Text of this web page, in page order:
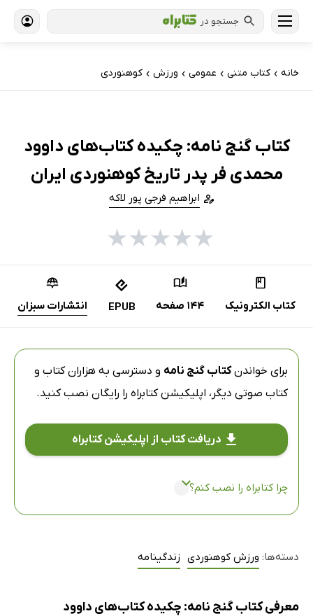
جستجو در
خانه › کتاب‌ متنی › عمومی › ورزش › کوهنوردی
کتاب گنج نامه: چکیده کتاب‌های داوود
محمدی فر پدر تاریخ کوهنوردی ایران
ابراهیم فرجی پور لاکه
★
★
★
★
★
کتاب الکترونیک 144 صفحه EPUB انتشارات سبزان
برای خواندنکتاب گنج نامه و دسترسی به هزاران کتاب و
کتاب صوتی دیگر، اپلیکیشن کتابراه را رایگان نصب کنید.
دریافت کتاب از اپلیکیشن کتابراه
چرا کتابراه را نصب کنم؟
دسته‌ها: ورزش کوهنوردی زندگینامه
معرفی کتاب گنج نامه: چکیده کتاب‌های داوود